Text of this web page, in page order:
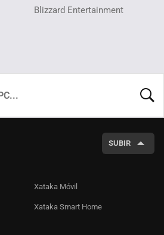
Blizzard Entertainment
SUBIR
Xataka Móvil
Xataka Smart Home